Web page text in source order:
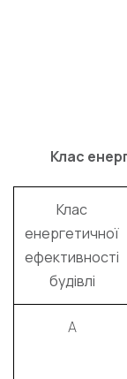
Клас
Клас
енергетичної
ефективності
будівлі
A